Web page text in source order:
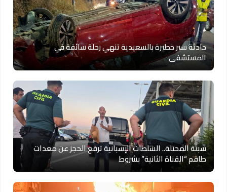
حادثة سير خطيرة بالسعيدية تنهي رحلة سائقة في
المستشفى
سبتة المحتلة.. السلطات الإسبانية ترفع الحجز عن معدات
طاقم “القناة الثانية” بشروط